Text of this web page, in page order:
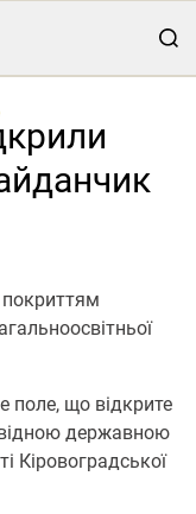
поле, що відкрите
державною
Кіровоградської